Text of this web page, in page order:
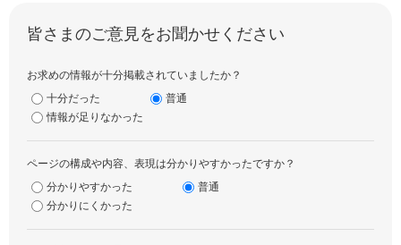
皆さまのご意見をお聞かせください
お求めの情報が十分掲載されていましたか？
十分だった
普通
情報が足りなかった
ページの構成や内容、表現は分かりやすかったですか？
分かりやすかった
普通
分かりにくかった